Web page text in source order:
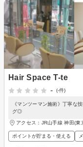
Hair Space T-te
-
(-件)
《マンツーマン施術》丁寧な
グ◎
アクセス：JR山手線 神田(
ポイントが貯まる・使える